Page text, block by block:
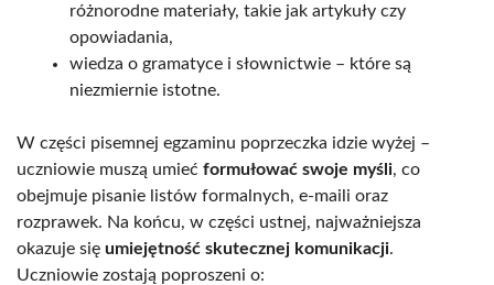
różnorodne materiały, takie jak artykuły czy
opowiadania,
wiedza o gramatyce i słownictwie – które są
niezmiernie istotne.
W części pisemnej egzaminu poprzeczka idzie wyżej –
uczniowie muszą umieć formułować swoje myśli, co
obejmuje pisanie listów formalnych, e-maili oraz
rozprawek. Na końcu, w części ustnej, najważniejsza
okazuje się umiejętność skutecznej komunikacji.
Uczniowie zostają poproszeni o: